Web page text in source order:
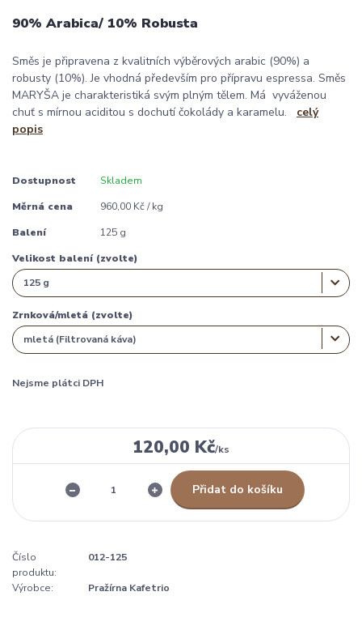
90% Arabica/ 10% Robusta
Směs je připravena z kvalitních výběrových arabic (90%) a
robusty (10%). Je vhodná především pro přípravu espressa. Směs
MARYŠA je charakteristiká svým plným tělem. Má vyváženou
chuť s mírnou aciditou s dochutí čokolády a karamelu. celý
popis
Dostupnost Skladem
Měrná cena 960,00 Kč / kg
Balení 125 g
Velikost balení (zvolte)
Zrnková/mletá (zvolte)
Nejsme plátci DPH
120,00 Kč/ks
Přidat do košíku
Číslo
produktu:
012-125
Výrobce: Pražírna Kafetrio